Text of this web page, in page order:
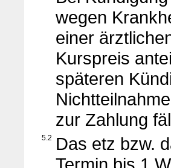
wegen
einer
Kurspreis
späteren
zur Zahlung
5.2
Das etz bzw.